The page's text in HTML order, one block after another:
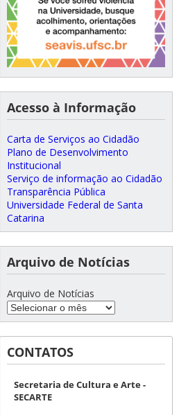
Acesso à Informação
Carta de Serviços ao Cidadão
Plano de Desenvolvimento
Institucional
Serviço de informação ao Cidadão
Transparência Pública
Universidade Federal de Santa
Catarina
Arquivo de Notícias
Arquivo de Notícias
CONTATOS
Secretaria de Cultura e Arte -
SECARTE